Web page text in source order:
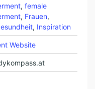
, female
, Frauen,
, Inspiration
Website